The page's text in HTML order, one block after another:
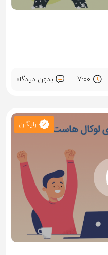
7:00 بدون دیدگاه
رایگان